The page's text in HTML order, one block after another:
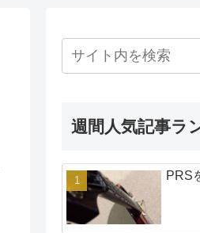
週間人気記事ラ
PRS